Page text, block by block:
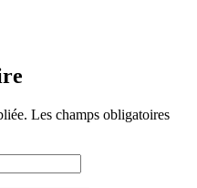
Les champs obligatoires